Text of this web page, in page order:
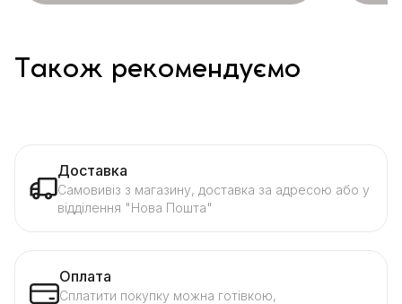
Також рекомендуємо
Доставка
Самовивіз з магазину, доставка за адресою або у
відділення "Нова Пошта"
Оплата
Сплатити покупку можна готівкою,